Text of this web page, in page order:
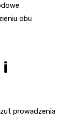
obu
i
prowadzenia